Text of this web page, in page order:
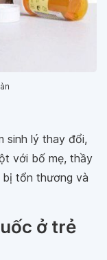
sinh lý thay đổi,
với bố mẹ, thầy
tổn thương và
ở trẻ